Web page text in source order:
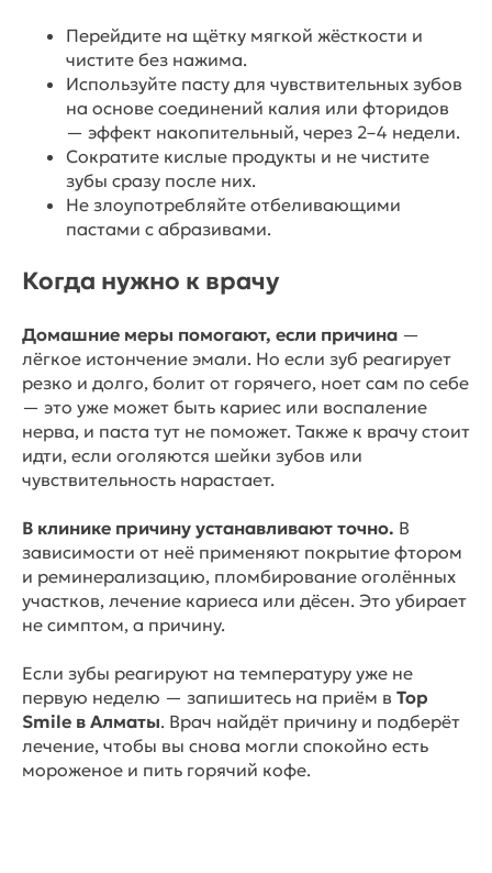
Перейдите на щётку мягкой жёсткости и
чистите без нажима.
Используйте пасту для чувствительных зубов
на основе соединений калия или фторидов
— эффект накопительный, через 2–4 недели.
Сократите кислые продукты и не чистите
зубы сразу после них.
Не злоупотребляйте отбеливающими
пастами с абразивами.
Когда нужно к врачу
Домашние меры помогают, если причина —
лёгкое истончение эмали. Но если зуб реагирует
резко и долго, болит от горячего, ноет сам по себе
— это уже может быть кариес или воспаление
нерва, и паста тут не поможет. Также к врачу стоит
идти, если оголяются шейки зубов или
чувствительность нарастает.
В клинике причину устанавливают точно. В
зависимости от неё применяют покрытие фтором
и реминерализацию, пломбирование оголённых
участков, лечение кариеса или дёсен. Это убирает
не симптом, а причину.
Если зубы реагируют на температуру уже не
первую неделю — запишитесь на приём в Top
Smile в Алматы. Врач найдёт причину и подберёт
лечение, чтобы вы снова могли спокойно есть
мороженое и пить горячий кофе.